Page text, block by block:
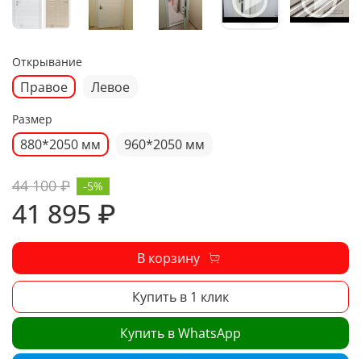
Открывание
Правое Левое
Размер
880*2050 мм 960*2050 мм
44 100 ₽
41 895 ₽
-5%
В корзину
Купить в 1 клик
Купить в WhatsApp